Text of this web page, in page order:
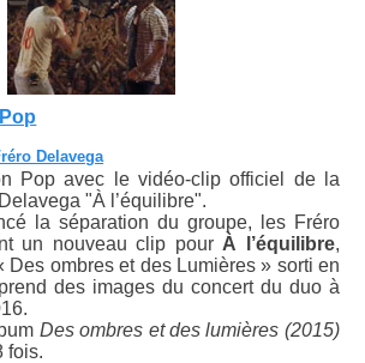
Pop
Delavega
Pop avec le vidéo-clip officiel de la
"À l’équilibre".
la séparation du groupe, les Fréro
un nouveau clip pour À l’équilibre,
Des ombres et des Lumières » sorti en
des images du concert du duo à
Des ombres et des lumières (2015)
fois.